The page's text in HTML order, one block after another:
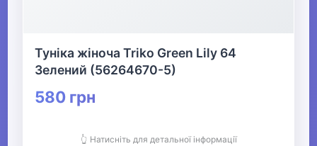
Туніка жіноча Triko Green Lily 64
Зелений (56264670-5)
580 грн
👆 Натисніть для детальної інформації